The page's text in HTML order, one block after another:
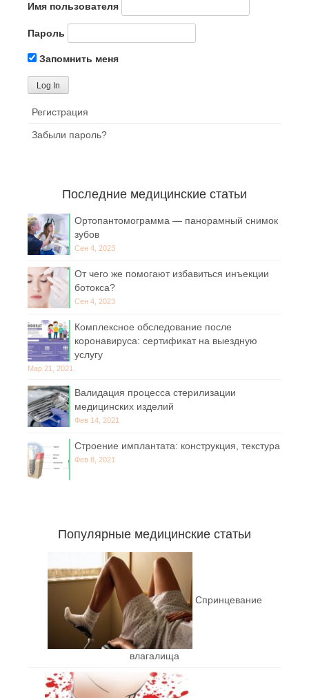
Имя пользователя
Пароль
Запомнить меня
Регистрация
Забыли пароль?
Последние медицинские статьи
Ортопантомограмма — панорамный снимок
зубов
Сен 4, 2023
От чего же помогают избавиться инъекции
ботокса?
Сен 4, 2023
Комплексное обследование после
коронавируса: сертификат на выездную
услугу
Мар 21, 2021
Валидация процесса стерилизации
медицинских изделий
Фев 14, 2021
Строение имплантата: конструкция, текстура
Фев 8, 2021
Популярные медицинские статьи
Спринцевание
влагалища